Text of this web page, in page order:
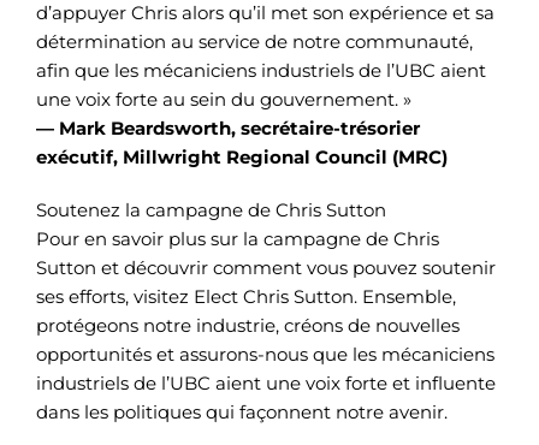
d’appuyer Chris alors qu’il met son expérience et sa
détermination au service de notre communauté,
afin que les mécaniciens industriels de l’UBC aient
une voix forte au sein du gouvernement. »
— Mark Beardsworth, secrétaire-trésorier
exécutif, Millwright Regional Council (MRC)
Soutenez la campagne de Chris Sutton
Pour en savoir plus sur la campagne de Chris
Sutton et découvrir comment vous pouvez soutenir
ses efforts, visitez Elect Chris Sutton. Ensemble,
protégeons notre industrie, créons de nouvelles
opportunités et assurons-nous que les mécaniciens
industriels de l’UBC aient une voix forte et influente
dans les politiques qui façonnent notre avenir.